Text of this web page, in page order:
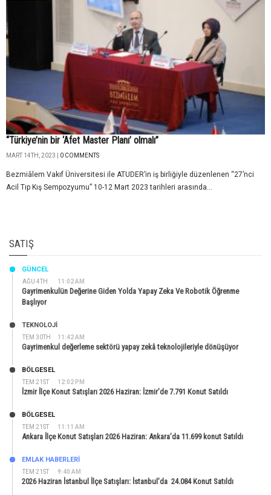
“Türkiye’nin bir ‘Afet Master Planı’ olmalı”
MART 14TH, 2023 | 0 COMMENTS
Bezmiâlem Vakıf Üniversitesi ile ATUDER’in iş birliğiyle düzenlenen “27’nci
Acil Tıp Kış Sempozyumu” 10-12 Mart 2023 tarihleri arasında...
SATIŞ
AĞU 4TH 11:02 AM
GÜNCEL
Gayrimenkulün Değerine Giden Yolda Yapay Zeka Ve Robotik Öğrenme
Başlıyor
TEM 30TH 11:42 AM
TEKNOLOJİ
Gayrimenkul değerleme sektörü yapay zekâ teknolojileriyle dönüşüyor
TEM 21ST 12:02 PM
BÖLGESEL
İzmir İlçe Konut Satışları 2026 Haziran: İzmir’de 7.791 Konut Satıldı
TEM 21ST 11:11 AM
BÖLGESEL
Ankara İlçe Konut Satışları 2026 Haziran: Ankara’da 11.699 konut Satıldı
TEM 21ST 9:40 AM
EMLAK HABERLERI
2026 Haziran İstanbul İlçe Satışları: İstanbul’da 24.084 Konut Satıldı